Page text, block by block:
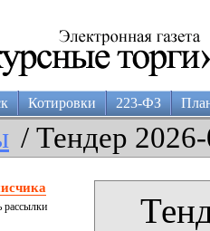
Котировки 223-ФЗ
/ Тендер
рассылки